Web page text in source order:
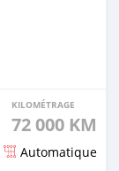
KILOMÉTRAGE
72 000 KM
Automatique